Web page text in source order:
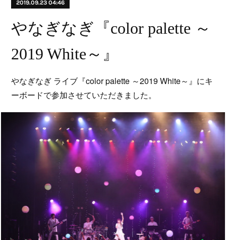
2019.09.23 04:46
やなぎなぎ『color palette ～
2019 White～』
やなぎなぎ ライブ『color palette ～2019 White～』にキ
ーボードで参加させていただきました。